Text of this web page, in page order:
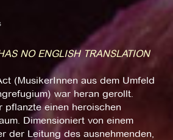
NO ENGLISH TRANSLATION
(MusikerInnen aus dem Umfeld
war heran gerollt.
pflanzte einen heroischen
Dimensioniert von einem
der Leitung des ausnehmenden,